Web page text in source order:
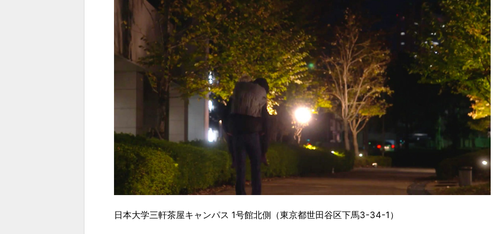
日本大学三軒茶屋キャンパス 1号館北側（東京都世田谷区下馬3-34-1）